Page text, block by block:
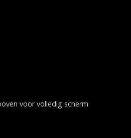
voor volledig scherm